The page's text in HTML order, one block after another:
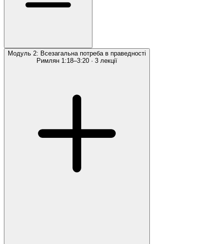
Модуль 2: Всезагальна потреба в праведності
Римлян 1:18–3:20 · 3 лекції